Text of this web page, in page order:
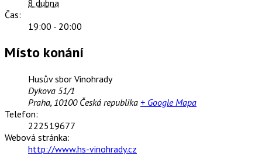
8 dubna
Čas:
19:00 - 20:00
Místo konání
Husův sbor Vinohrady
Dykova 51/1
Praha, 10100 Česká republika + Google Mapa
Telefon:
222519677
Webová stránka:
http://www.hs-vinohrady.cz